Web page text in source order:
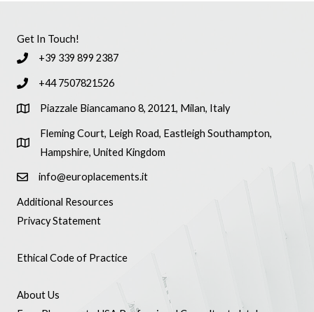
Get In Touch!
+39 339 899 2387
+44 7507821526
Piazzale Biancamano 8, 20121, Milan, Italy
Fleming Court, Leigh Road, Eastleigh Southampton,
Hampshire, United Kingdom
info@europlacements.it
Additional Resources
Privacy Statement
Ethical Code of Practice
About Us